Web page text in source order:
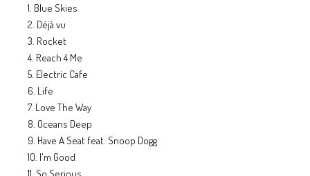
1. Blue Skies
2. Déjà vu
3. Rocket
4. Reach 4 Me
5. Electric Cafe
6. Life
7. Love The Way
8. Oceans Deep
9. Have A Seat feat. Snoop Dogg
10. I'm Good
11. So Serious